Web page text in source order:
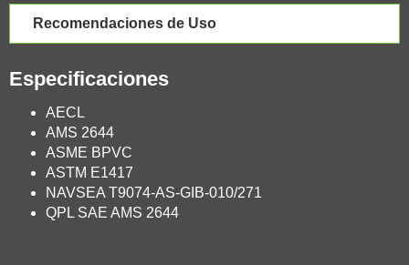
Recomendaciones de Uso
Especificaciones
AECL
AMS 2644
ASME BPVC
ASTM E1417
NAVSEA T9074-AS-GIB-010/271
QPL SAE AMS 2644